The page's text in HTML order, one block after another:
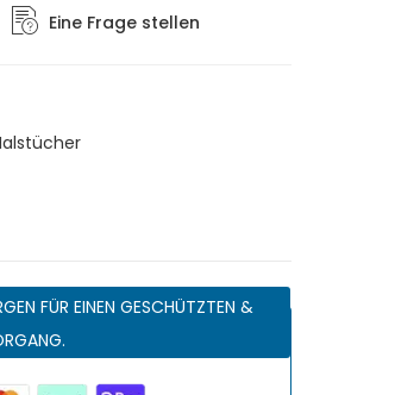
Eine Frage stellen
FÜR EINEN GESCHÜTZTEN &